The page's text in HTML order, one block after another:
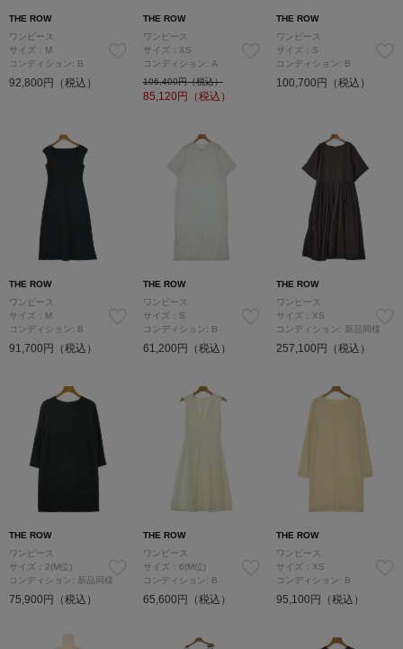
THE ROW
ワンピース
サイズ：M
コンディション: B
92,800円（税込）
THE ROW
ワンピース
サイズ：XS
コンディション: A
106,400円（税込）
85,120円（税込）
THE ROW
ワンピース
サイズ：S
コンディション: B
100,700円（税込）
THE ROW
ワンピース
サイズ：M
コンディション: B
91,700円（税込）
THE ROW
ワンピース
サイズ：S
コンディション: B
61,200円（税込）
THE ROW
ワンピース
サイズ：XS
コンディション: 新品同様
257,100円（税込）
THE ROW
ワンピース
サイズ：2(M位)
コンディション: 新品同様
75,900円（税込）
THE ROW
ワンピース
サイズ：6(M位)
コンディション: B
65,600円（税込）
THE ROW
ワンピース
サイズ：XS
コンディション: B
95,100円（税込）